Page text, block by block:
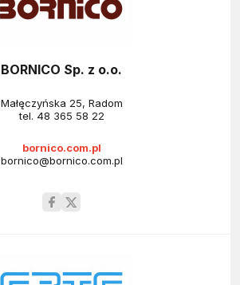
BORNICO Sp. z o.o.
Małęczyńska 25, Radom
tel. 48 365 58 22
bornico.com.pl
bornico@bornico.com.pl